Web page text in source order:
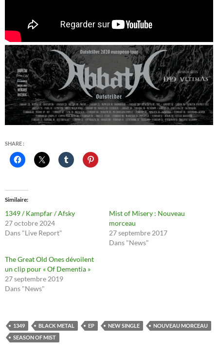
SHARE :
Similaire
1349 / Kampfar / Afsky
27 octobre 2024
Dans "Live Report"
Mist of Misery : Nouveau
morceau
27 septembre 2017
Dans "News"
The Great Old Ones dévoilent
un clip pour « Of Dementia »
27 septembre 2019
Dans "News"
1349 BLACK METAL EP NEW SINGLE
NOUVEAU MORCEAU
SEASON OF MIST